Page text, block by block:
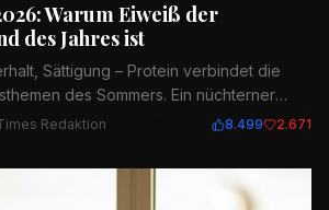
Warum Eiweiß der
des Jahres ist
Sättigung – Protein verbindet die
des Sommers. Ein nüchterner
Redaktion 8.499 2.671